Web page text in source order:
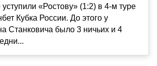
«Ростову» (1:2) в 4-м туре
Кубка России. До этого у
Станковича было 3 ничьих и 4